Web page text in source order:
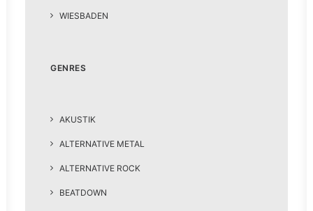
WIESBADEN
GENRES
AKUSTIK
ALTERNATIVE METAL
ALTERNATIVE ROCK
BEATDOWN